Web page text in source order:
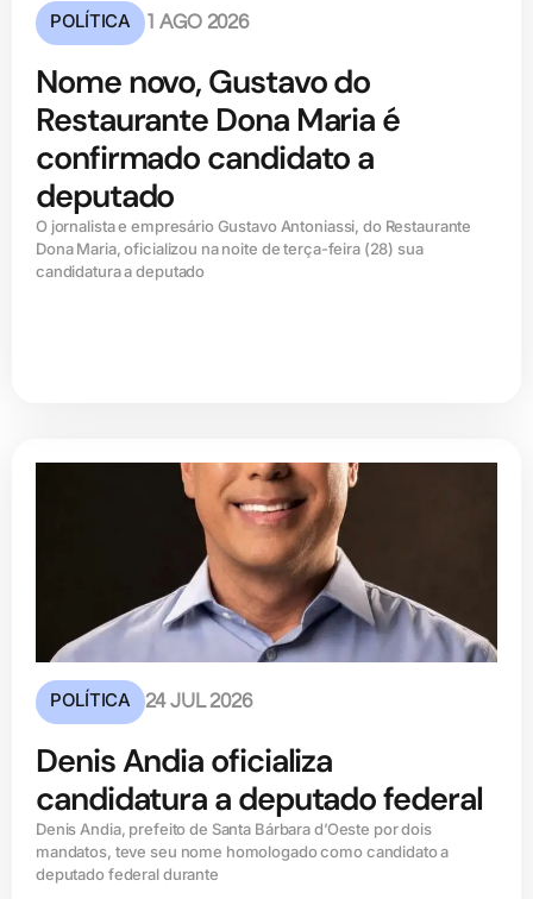
POLÍTICA 1 AGO 2026
Nome novo, Gustavo do
Restaurante Dona Maria é
confirmado candidato a
deputado
O jornalista e empresário Gustavo Antoniassi, do Restaurante
Dona Maria, oficializou na noite de terça-feira (28) sua
candidatura a deputado
POLÍTICA 24 JUL 2026
Denis Andia oficializa
candidatura a deputado federal
Denis Andia, prefeito de Santa Bárbara d’Oeste por dois
mandatos, teve seu nome homologado como candidato a
deputado federal durante